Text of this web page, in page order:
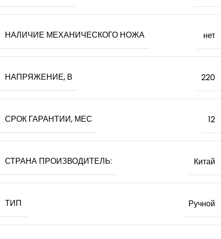
НАЛИЧИЕ МЕХАНИЧЕСКОГО НОЖА нет
НАПРЯЖЕНИЕ, В 220
СРОК ГАРАНТИИ, МЕС 12
СТРАНА ПРОИЗВОДИТЕЛЬ: Китай
ТИП Ручной